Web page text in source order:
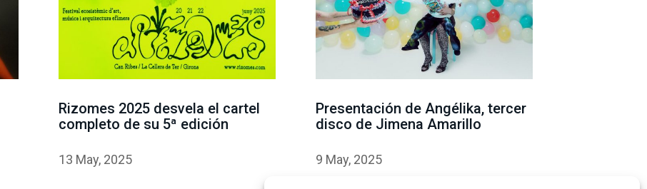
Rizomes 2025 desvela el cartel
completo de su 5ª edición
13 May, 2025
Presentación de Angélika, tercer
disco de Jimena Amarillo
9 May, 2025